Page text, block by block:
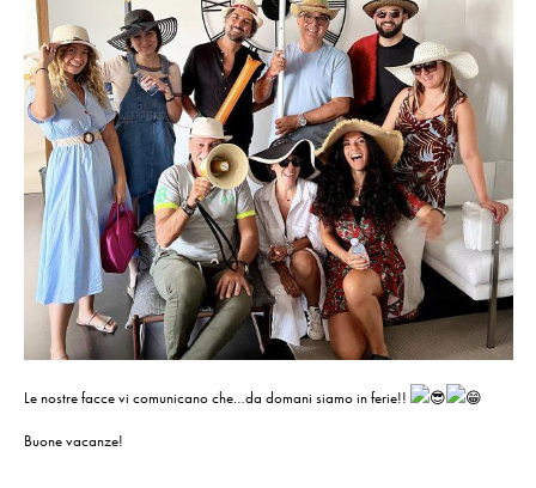
Le nostre facce vi comunicano che…da domani siamo in ferie!!
Buone vacanze!